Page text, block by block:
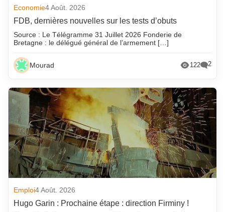
Economie4 Août. 2026
FDB, dernières nouvelles sur les tests d’obuts
Source : Le Télégramme 31 Juillet 2026 Fonderie de
Bretagne : le délégué général de l’armement […]
Mourad 122 2
Emploi4 Août. 2026
Hugo Garin : Prochaine étape : direction Firminy !